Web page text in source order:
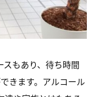
もあり、待ち時間
きます。アルコール